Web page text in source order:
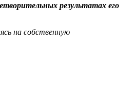
результатах его
на собственную